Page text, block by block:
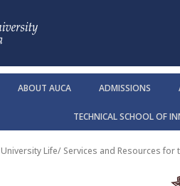
ABOUT AUCA ADMISSIONS
TECHNICAL SCHOOL OF
University Life/ Services and Resources for